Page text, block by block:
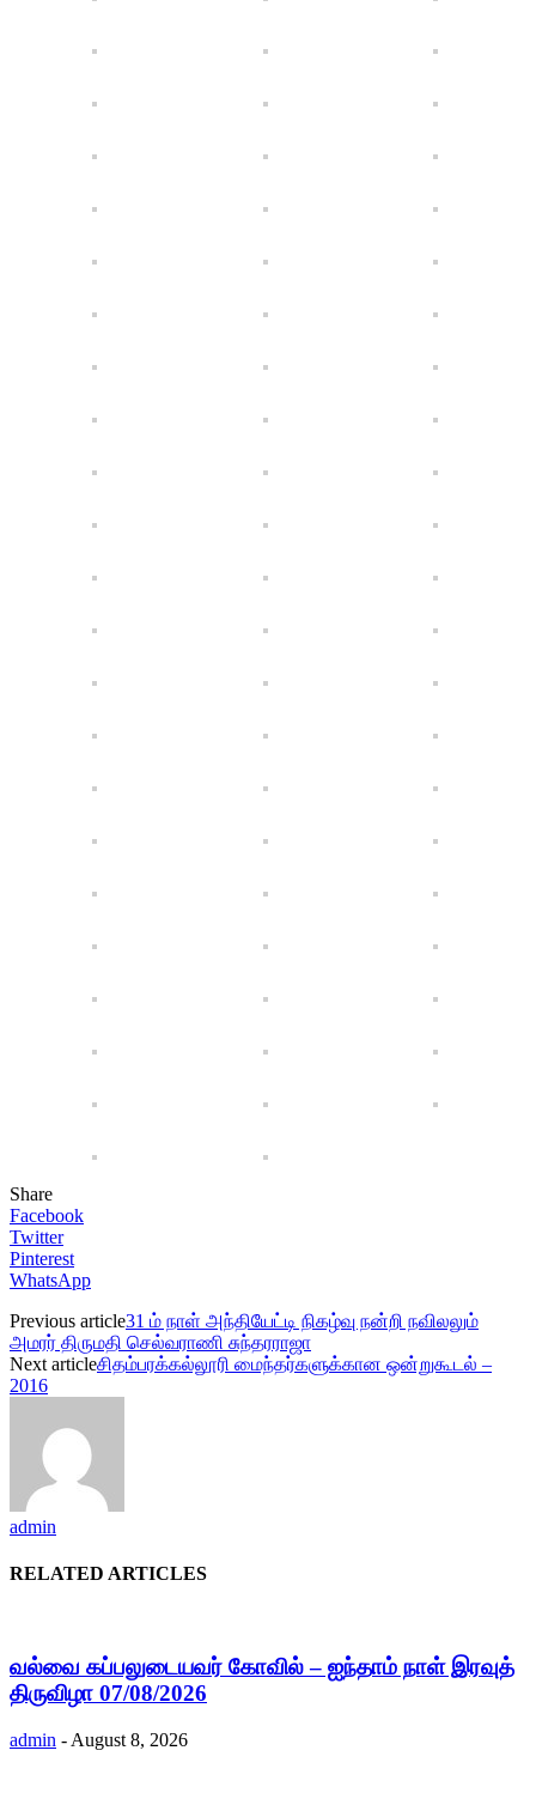
Share
Facebook
Twitter
Pinterest
WhatsApp
Previous article31 ம் நாள் அந்தியேட்டி நிகழ்வு நன்றி நவிலலும்
அமரர் திருமதி செல்வராணி சுந்தரராஜா
Next articleசிதம்பரக்கல்லூரி மைந்தர்களுக்கான ஒன்றுகூடல் –
2016
admin
RELATED ARTICLES
வல்வை கப்பலுடையவர் கோவில் – ஐந்தாம் நாள் இரவுத்
திருவிழா 07/08/2026
admin - August 8, 2026